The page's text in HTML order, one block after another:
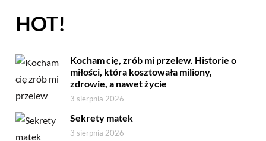
HOT!
Kocham cię, zrób mi przelew. Historie o
miłości, która kosztowała miliony,
zdrowie, a nawet życie
3 sierpnia 2026
Sekrety matek
3 sierpnia 2026